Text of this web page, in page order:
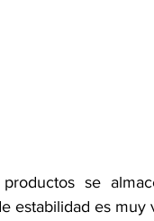
se
estabilidad es muy